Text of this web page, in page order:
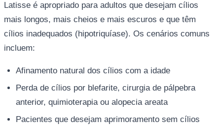
Latisse é apropriado para adultos que desejam cílios
mais longos, mais cheios e mais escuros e que têm
cílios inadequados (hipotriquíase). Os cenários comuns
incluem:
Afinamento natural dos cílios com a idade
Perda de cílios por blefarite, cirurgia de pálpebra
anterior, quimioterapia ou alopecia areata
Pacientes que desejam aprimoramento sem cílios